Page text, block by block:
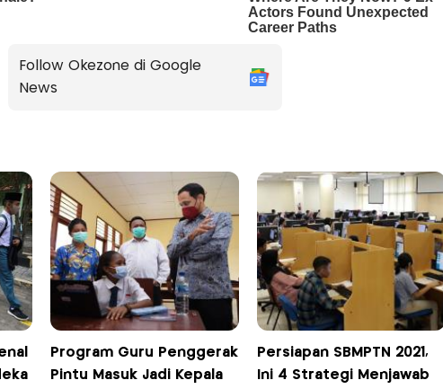
Follow Okezone di Google
News
Program Guru Penggerak
Pintu Masuk Jadi Kepala
Persiapan SBMPTN 2021,
Ini 4 Strategi Menjawab